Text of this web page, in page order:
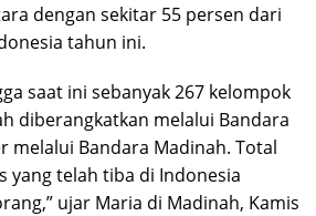
dengan sekitar 55 persen dari
tahun ini.
saat ini sebanyak 267 kelompok
diberangkatkan melalui Bandara
melalui Bandara Madinah. Total
yang telah tiba di Indonesia
ujar Maria di Madinah, Kamis